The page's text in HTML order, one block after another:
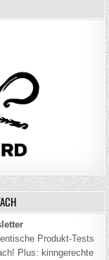
Produkt-Tests
Plus: kinngerechte